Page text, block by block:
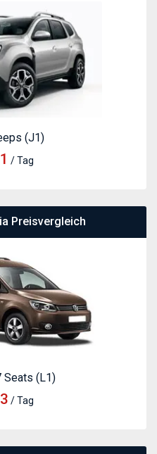
(J1)
/ Tag
Preisvergleich
Seats (L1)
/ Tag